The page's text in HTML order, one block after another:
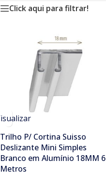
Click aqui para filtrar!
Trilho P/ Cortina Suisso
Deslizante Mini Simples
Branco em Alumínio 18MM 6
Metros